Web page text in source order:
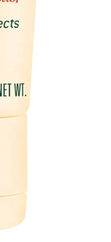
الجافتين
يومًا بعد يوم، تعود
أسئلة وأجوبة (3)
معلومات عامة
العناية